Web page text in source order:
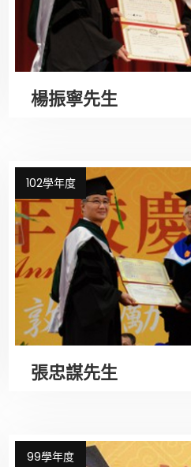
楊振寧先生
102學年度
張忠謀先生
99學年度